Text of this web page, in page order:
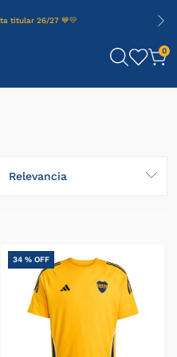
titular 26/27 💙💛
0
Relevancia
34 % OFF